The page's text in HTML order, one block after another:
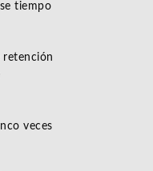
tiempo
retención
veces